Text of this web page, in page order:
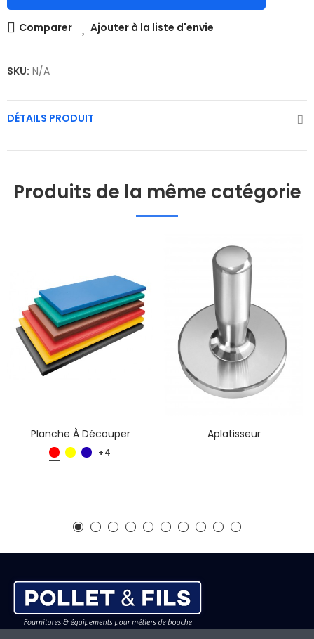
Comparer Ajouter à la liste d'envie
SKU: N/A
DÉTAILS PRODUIT
Produits de la même catégorie
Planche À Découper
+4
Aplatisseur